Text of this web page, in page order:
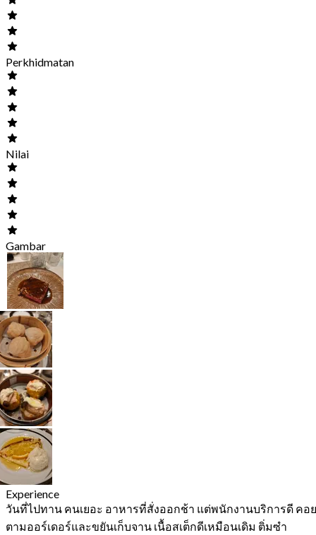
Perkhidmatan
Nilai
Gambar
Experience
วันที่ไปทาน คนเยอะ อาหารที่สั่งออกช้า แต่พนักงานบริการดี คอย
ตามออร์เดอร์และขยันเก็บจาน เนื้อสเต็กดีเหมือนเดิม ติ่มซำ